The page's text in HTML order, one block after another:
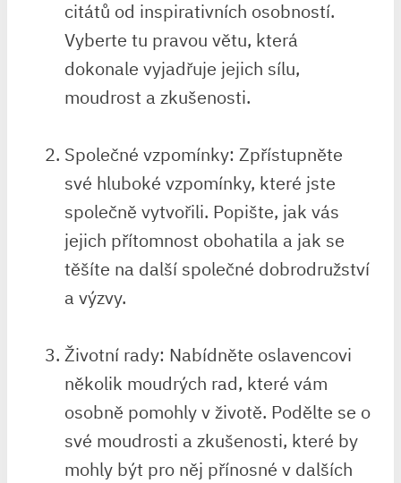
citátů od inspirativních osobností.⁢
Vyberte tu pravou větu, která
dokonale vyjadřuje jejich sílu,
moudrost‍ a zkušenosti.
Společné vzpomínky: Zpřístupněte
své hluboké vzpomínky, ‌které jste‌
společně vytvořili. Popište, jak vás
jejich přítomnost obohatila a jak se
těšíte na další společné ⁢dobrodružství
a výzvy.
Životní rady: Nabídněte oslavencovi
několik moudrých rad, které vám
osobně pomohly‌ v ⁣životě. Podělte ‍se o
své moudrosti ⁤a ⁢zkušenosti, které by
mohly být pro‌ něj přínosné v dalších